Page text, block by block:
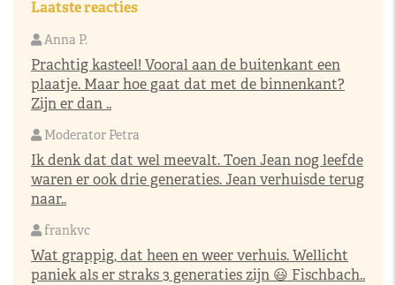
Laatste reacties
Anna P.
Prachtig kasteel! Vooral aan de buitenkant een
plaatje. Maar hoe gaat dat met de binnenkant?
Zijn er dan ..
Moderator Petra
Ik denk dat dat wel meevalt. Toen Jean nog leefde
waren er ook drie generaties. Jean verhuisde terug
naar..
frankvc
Wat grappig, dat heen en weer verhuis. Wellicht
paniek als er straks 3 generaties zijn 😃 Fischbach..